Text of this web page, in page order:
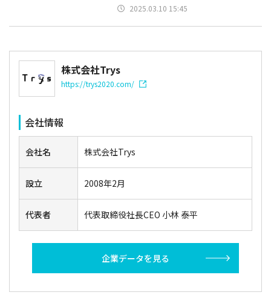
2025.03.10 15:45
株式会社Trys
https://trys2020.com/
会社情報
会社名 株式会社Trys
設立 2008年2月
代表者 代表取締役社長CEO 小林 泰平
企業データを見る